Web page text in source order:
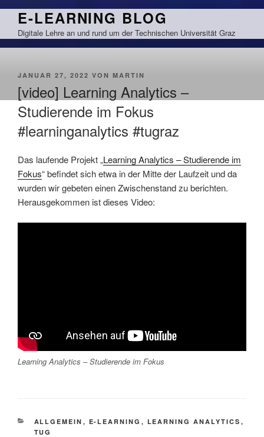
Zum
springen
E-LEARNING BLOG
Digitale Lehre an und rund um der Technischen Universität Graz
VERÖFFENTLICHT
JANUAR 27, 2022 VON MARTIN
[video] Learning Analytics –
Studierende im Fokus
#learninganalytics #tugraz
Das laufende Projekt „Learning Analytics – Studierende im
Fokus“ befindet sich etwa in der Mitte der Laufzeit und da
wurden wir gebeten einen Zwischenstand zu berichten.
Herausgekommen ist dieses Video:
Learning Analytics – Studierende im Fokus
KATEGORIEN
ALLGEMEIN , E-LEARNING , LEARNING ANALYTICS ,
TUG